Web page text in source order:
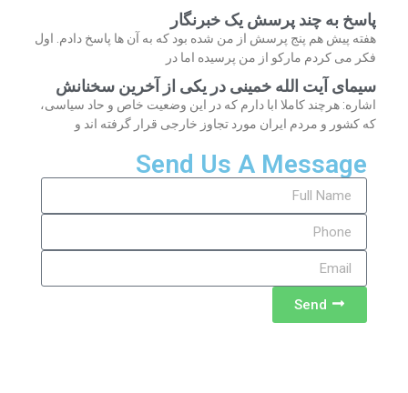
پاسخ به چند پرسش یک خبرنگار
هفته پیش هم پنج پرسش از من شده بود که به آن ها پاسخ دادم. اول
فکر می کردم مارکو از من پرسیده اما در
سیمای آیت الله خمینی در یکی از آخرین سخنانش
اشاره: هرچند کاملا ابا دارم که در این وضعیت خاص و حاد سیاسی،
که کشور و مردم ایران مورد تجاوز خارجی قرار گرفته اند و
Send Us A Message
Send